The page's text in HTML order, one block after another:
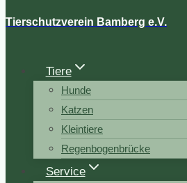
Tierschutzverein Bamberg e.V.
Tiere
Hunde
Katzen
Kleintiere
Regenbogenbrücke
Service